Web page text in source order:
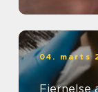
04. marts
Fjernelse